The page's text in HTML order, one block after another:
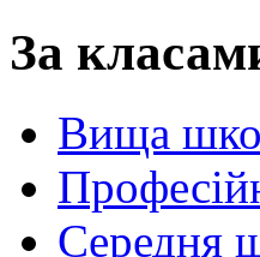
За
Вища
Середня